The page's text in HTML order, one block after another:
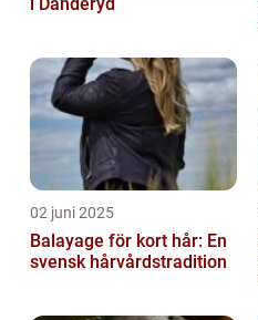
02 juni 2025
Balayage för kort hår: En
svensk hårvårdstradition